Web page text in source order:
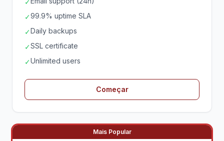
✓
✓99.9% uptime SLA
✓Daily backups
✓SSL certificate
✓Unlimited users
Começar
Mais Popular